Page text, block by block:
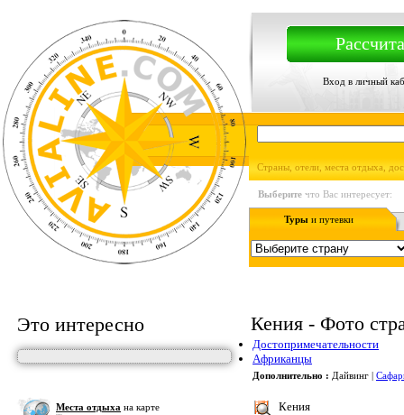
Вход в личный
Страны, отели, места отдыха,
Выберите что Вас интересует:
Туры и путевки
Это интересно
Места отдыха на карте
Кения - Фото
Достопримечательности
Африканцы
Дополнительно : Дайвинг |
Кения